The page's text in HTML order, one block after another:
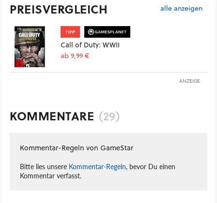
PREISVERGLEICH alle anzeigen
TIPP
Call of Duty: WWII
ab 9,99 €
ANZEIGE
KOMMENTARE (29)
Kommentar-Regeln von GameStar
Bitte lies unsere Kommentar-Regeln, bevor Du einen
Kommentar verfasst.